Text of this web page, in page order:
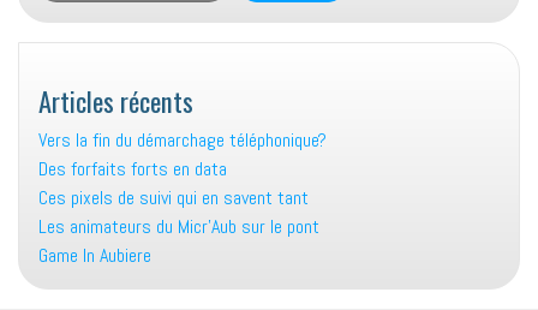
Articles récents
Vers la fin du démarchage téléphonique?
Des forfaits forts en data
Ces pixels de suivi qui en savent tant
Les animateurs du Micr’Aub sur le pont
Game In Aubiere